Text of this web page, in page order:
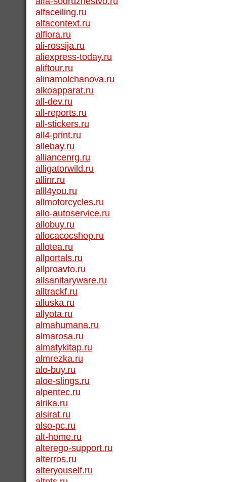
alfaceiling.ru
alfacontext.ru
alflora.ru
ali-rossija.ru
aliexpress-today.ru
aliftour.ru
alinamolchanova.ru
alkoapparat.ru
all-dev.ru
all-reports.ru
all-stickers.ru
all4-print.ru
allebay.ru
alliancenrg.ru
alligatorwild.ru
allinr.ru
alll4you.ru
allmotorcycles.ru
allo-autoservice.ru
allobuy.ru
allocacocshop.ru
allotea.ru
allportals.ru
allproavto.ru
allsanitaryware.ru
alltrackf.ru
alluska.ru
allyota.ru
almahumana.ru
almarosa.ru
almatykitap.ru
almrezka.ru
alo-buy.ru
aloe-slings.ru
alpentec.ru
alrika.ru
alsirat.ru
also-pc.ru
alt-home.ru
alterego-support.ru
alterros.ru
alteryouself.ru